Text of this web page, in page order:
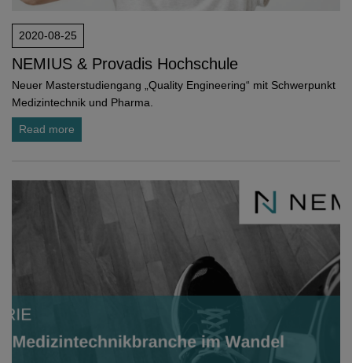
2020-08-25
NEMIUS & Provadis Hochschule
Neuer Masterstudiengang „Quality Engineering“ mit Schwerpunkt
Medizintechnik und Pharma.
Read more